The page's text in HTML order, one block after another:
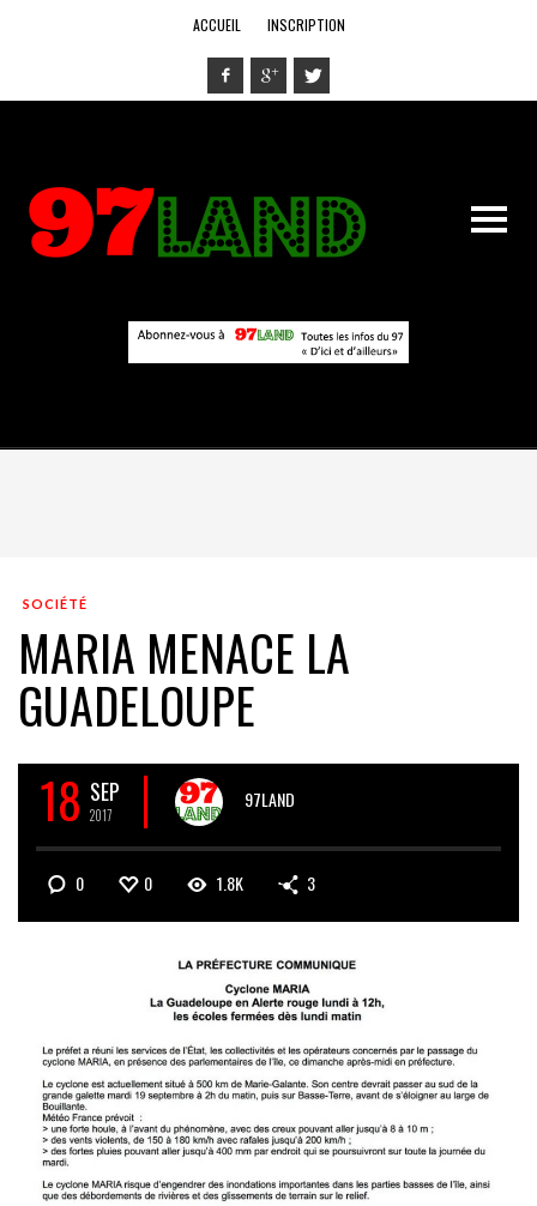
ACCUEIL INSCRIPTION
SOCIÉTÉ
MARIA MENACE LA
GUADELOUPE
18 SEP
2017
97LAND
0 0 1.8K 3